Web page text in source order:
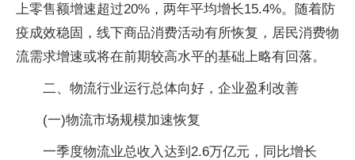
上零售额增速超过20%，两年平均增长15.4%。随着防
疫成效稳固，线下商品消费活动有所恢复，居民消费物
流需求增速或将在前期较高水平的基础上略有回落。
二、物流行业运行总体向好，企业盈利改善
(一)物流市场规模加速恢复
一季度物流业总收入达到2.6万亿元，同比增长